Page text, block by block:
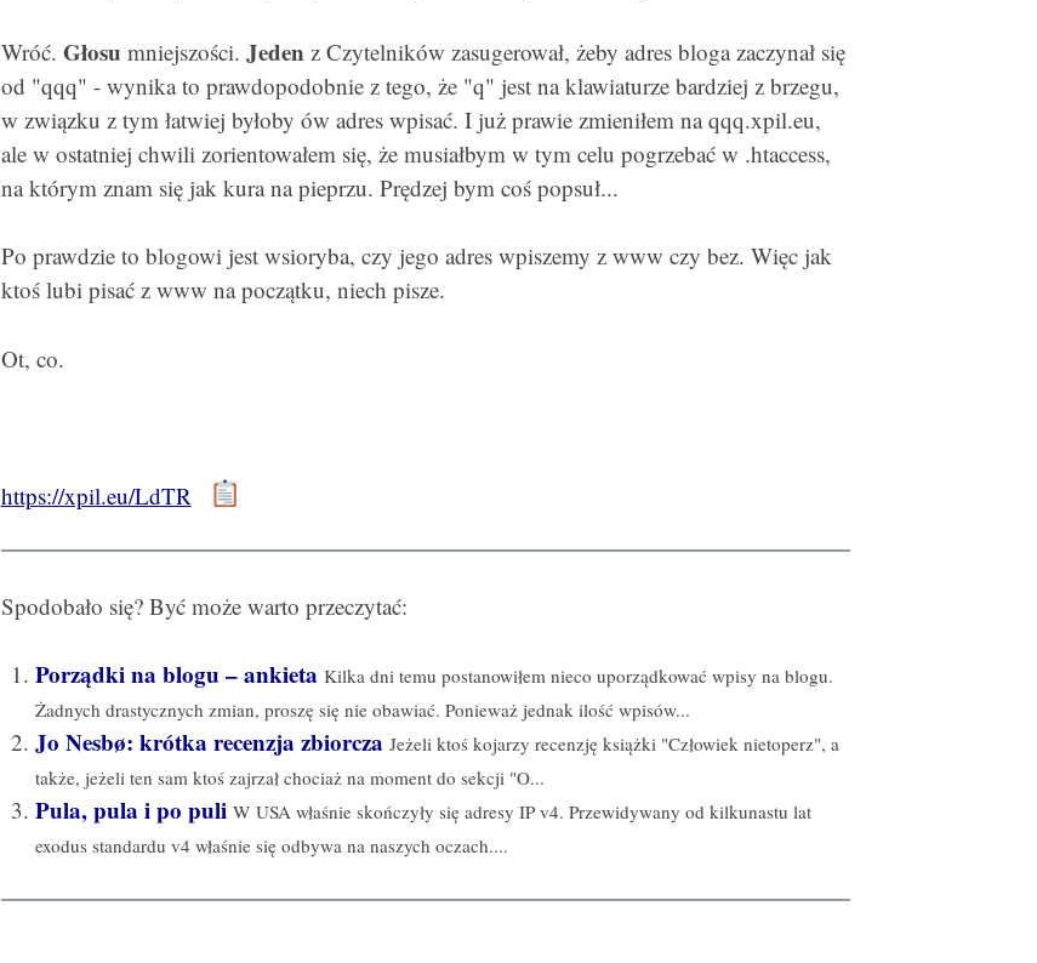
Wróć. Głosu mniejszości. Jeden z Czytelników zasugerował, żeby adres bloga zaczynał się
od "qqq" - wynika to prawdopodobnie z tego, że "q" jest na klawiaturze bardziej z brzegu,
w związku z tym łatwiej byłoby ów adres wpisać. I już prawie zmieniłem na qqq.xpil.eu,
ale w ostatniej chwili zorientowałem się, że musiałbym w tym celu pogrzebać w .htaccess,
na którym znam się jak kura na pieprzu. Prędzej bym coś popsuł...
Po prawdzie to blogowi jest wsioryba, czy jego adres wpiszemy z www czy bez. Więc jak
ktoś lubi pisać z www na początku, niech pisze.
Ot, co.
https://xpil.eu/LdTR
Spodobało się? Być może warto przeczytać:
Porządki na blogu – ankieta Kilka dni temu postanowiłem nieco uporządkować wpisy na blogu.
Żadnych drastycznych zmian, proszę się nie obawiać. Ponieważ jednak ilość wpisów...
Jo Nesbø: krótka recenzja zbiorcza Jeżeli ktoś kojarzy recenzję książki "Człowiek nietoperz", a
także, jeżeli ten sam ktoś zajrzał chociaż na moment do sekcji "O...
Pula, pula i po puli W USA właśnie skończyły się adresy IP v4. Przewidywany od kilkunastu lat
exodus standardu v4 właśnie się odbywa na naszych oczach....